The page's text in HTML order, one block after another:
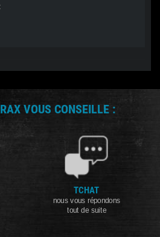
VOUS CONSEILLE :
TCHAT
nous vous répondons
tout de suite